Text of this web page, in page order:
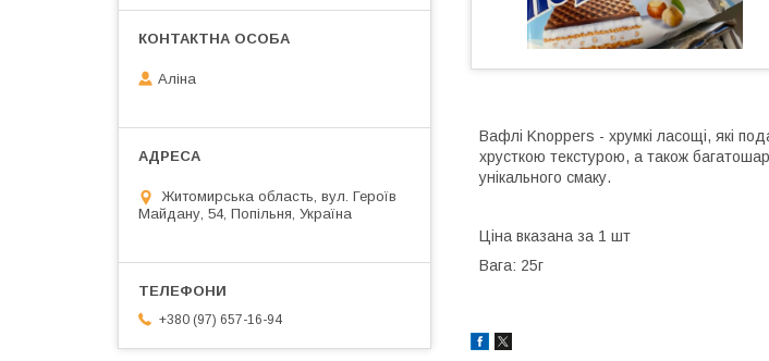
Вафлі Knoppers - хрумкі ласощі, які
хрусткою текстурою, а також
унікального смаку.
Ціна вказана за 1 шт
Вага: 25г
Аліна
Житомирська область, вул. Героїв
Майдану, 54, Попільня, Україна
+380 (97) 657-16-94